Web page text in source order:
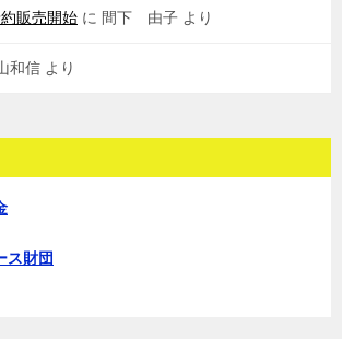
販売開始 に 間下 由子 より
和信 より
ス財団